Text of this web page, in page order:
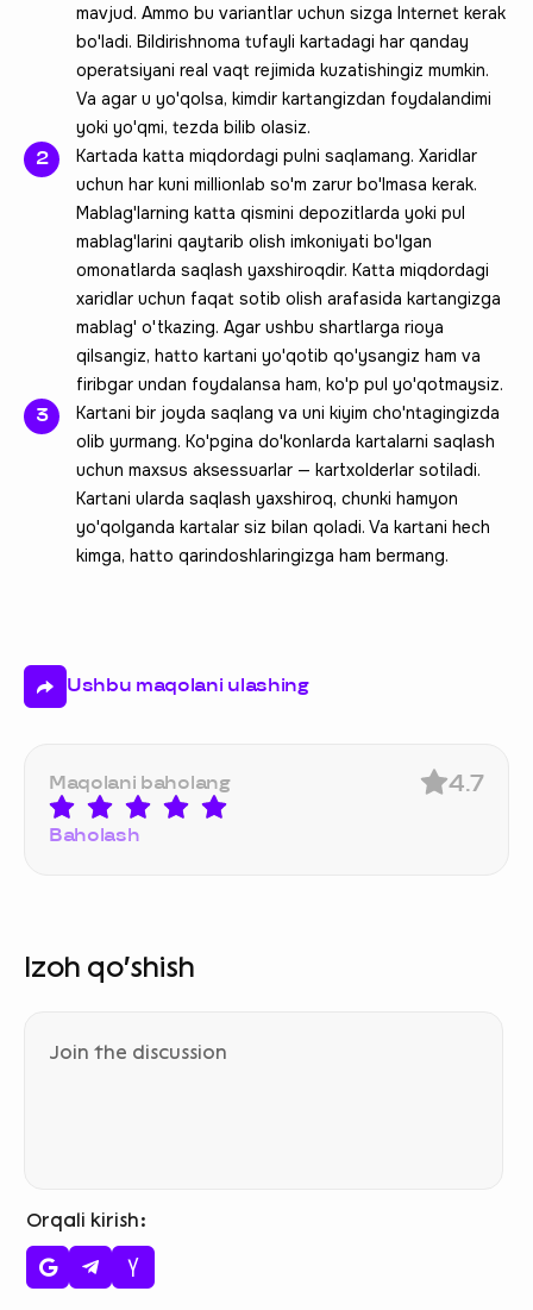
mavjud. Ammo bu variantlar uchun sizga Internet kerak
bo'ladi. Bildirishnoma tufayli kartadagi har qanday
operatsiyani real vaqt rejimida kuzatishingiz mumkin.
Va agar u yo'qolsa, kimdir kartangizdan foydalandimi
yoki yo'qmi, tezda bilib olasiz.
Kartada katta miqdordagi pulni saqlamang. Xaridlar
uchun har kuni millionlab so'm zarur bo'lmasa kerak.
Mablag'larning katta qismini depozitlarda yoki pul
mablag'larini qaytarib olish imkoniyati bo'lgan
omonatlarda saqlash yaxshiroqdir. Katta miqdordagi
xaridlar uchun faqat sotib olish arafasida kartangizga
mablag' o'tkazing. Agar ushbu shartlarga rioya
qilsangiz, hatto kartani yo'qotib qo'ysangiz ham va
firibgar undan foydalansa ham, ko'p pul yo'qotmaysiz.
Kartani bir joyda saqlang va uni kiyim cho'ntagingizda
olib yurmang. Ko'pgina do'konlarda kartalarni saqlash
uchun maxsus aksessuarlar — kartxolderlar sotiladi.
Kartani ularda saqlash yaxshiroq, chunki hamyon
yo'qolganda kartalar siz bilan qoladi. Va kartani hech
kimga, hatto qarindoshlaringizga ham bermang.
Ushbu maqolani ulashing
Maqolani baholang
Baholash
4.7
Izoh qo‘shish
Orqali kirish